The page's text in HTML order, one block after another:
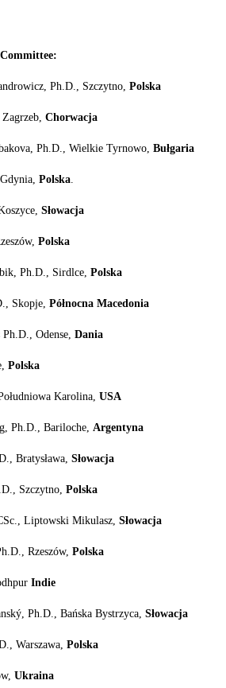
Committee:
Ph.D., Szczytno, Polska
Chorwacja
Ph.D., Wielkie Tyrnowo, Bułgaria
Polska
Słowacja
Polska
Ph.D., Sirdlce, Polska
Skopje, Północna Macedonia
Odense, Dania
Polska
Karolina, USA
Ph.D., Bariloche, Argentyna
Bratysława, Słowacja
Szczytno, Polska
Liptowski Mikulasz, Słowacja
Rzeszów, Polska
Indie
Ph.D., Bańska Bystrzyca, Słowacja
Warszawa, Polska
Ukraina